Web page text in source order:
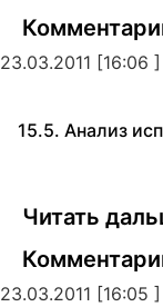
23.03.2011 [16:06 ]
15.5. Анализ
Читать
23.03.2011 [16:05 ]